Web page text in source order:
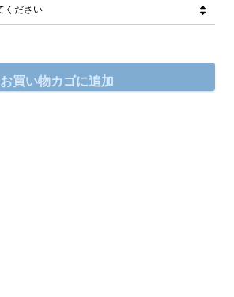
お買い物カゴに追加